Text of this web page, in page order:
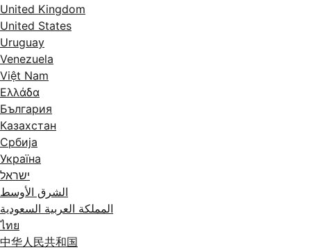
United Kingdom
United States
Uruguay
Venezuela
Việt Nam
Ελλάδα
България
Казахстан
Србија
Україна
ישראל
الشرق الأوسط
المملكة العربية السعودية
ไทย
中华人民共和国